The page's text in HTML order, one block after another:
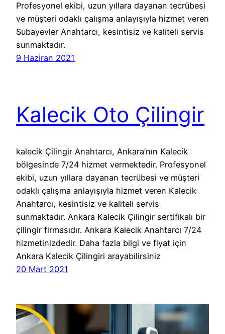
Profesyonel ekibi, uzun yıllara dayanan tecrübesi
ve müşteri odaklı çalışma anlayışıyla hizmet veren
Subayevler Anahtarcı, kesintisiz ve kaliteli servis
sunmaktadır.
9 Haziran 2021
Kalecik Oto Çilingir
kalecik Çilingir Anahtarcı, Ankara’nın Kalecik
bölgesinde 7/24 hizmet vermektedir. Profesyonel
ekibi, uzun yıllara dayanan tecrübesi ve müşteri
odaklı çalışma anlayışıyla hizmet veren Kalecik
Anahtarcı, kesintisiz ve kaliteli servis
sunmaktadır. Ankara Kalecik Çilingir sertifikalı bir
çilingir firmasıdır. Ankara Kalecik Anahtarcı 7/24
hizmetinizdedir. Daha fazla bilgi ve fiyat için
Ankara Kalecik Çilingiri arayabilirsiniz
20 Mart 2021